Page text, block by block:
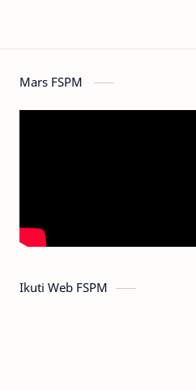
Mars FSPM
Ikuti Web FSPM